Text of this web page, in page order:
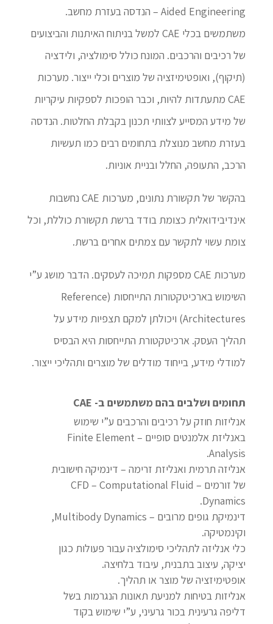
Aided Engineering – הנדסה בעזרת מחשב.
משתמשים בכלי CAE למשל בניתוח האיתנות והביצועים
של רכיבים והרכבים. המונח כולל סימולציה, ולידציה
(תיקוף), ואופטימיזציה של מוצרים וכלי ייצור. מערכות
CAE מתעתדות להיות, וכבר הופכות לספקיות עיקריות
של מידע המסייע לצוותי תכנון בקבלת החלטות. הנדסה
בעזרת מחשב מנוצלת בתחומים רבים כמו תעשיות
הרכב, התעופה, החלל ובניית אוניות.
בהקשר של תקשורת נתונים, מערכות CAE נחשבות
אינדיבידואלית כצומת בודד ברשת תקשורת כוללת, וכל
צומת עשוי לתקשר עם צמתים אחרים ברשת.
מערכות CAE מספקות תמיכה לעסקים. הדבר מושג ע”י
השימוש בארכיטקטורות התייחסות (Reference
Architectures) ויכולתן למקם תצפיות מידע על
תהליך העסק. ארכיטקטורת התייחסות היא הבסיס
למודלי מידע, בייחוד מודלים של מוצרים ותהליכי ייצור.
תחומים ושלבים בהם משתמשים ב- CAE
אנליזות חוזק על רכיבים והרכבים ע”י שימוש
באנליזת אלמנטים סופיים – Finite Element
Analysis.
אנליזה תרמית ואנליזת זרימה – דינמיקה חישובית
של זורמים – CFD – Computational Fluid
Dynamics.
דינמיקת גופים מרובים – Multibody Dynamics,
וקינמטיקה.
כלי אנליזה לתהליכי סימולציה עבור פעולות כגון
יציקה, עיצוב בתבנית, עיבוד בלחיצה.
אופטימיזציה של מוצר או תהליך.
אנליזות בטיחות למניעת תאונות הנגרמות בשל
דליפה גרעינית בכור גרעיני, ע”י שימוש בקוד